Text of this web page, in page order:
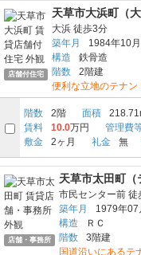
店舗付住宅
天草市大浜町（
大浜 徒歩3分
築年月
1984年10月
構造
鉄骨造
階数
2階建
便利な立地のテナン
階数 2階 面積
賃料 10.0万円 管理費
敷金
2ヶ月 礼金 無
店舗・事務所
天草市太田町（
市民センター前 徒
築年月
1979年07
構造
ＲＣ
階数
3階建
国道沿いにあるテ